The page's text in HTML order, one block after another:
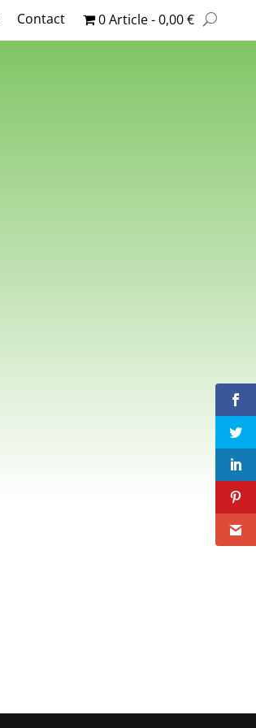
Contact 0 Article 0,00 €